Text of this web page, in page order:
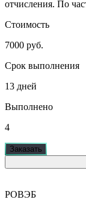
отчисления. По
Стоимость
7000 руб.
Срок выполнения
13 дней
Выполнено
4
Заказать
РОВЭБ